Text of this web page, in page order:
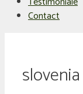
Contact
slovenia